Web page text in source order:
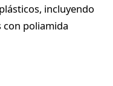
incluyendo
con poliamida